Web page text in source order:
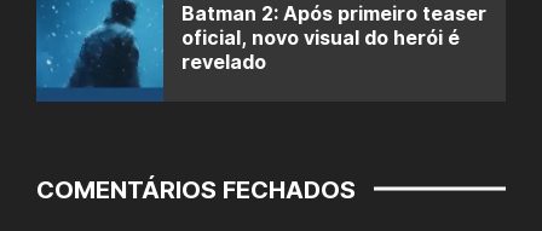
Batman 2: Após primeiro teaser
oficial, novo visual do herói é
revelado
COMENTÁRIOS FECHADOS